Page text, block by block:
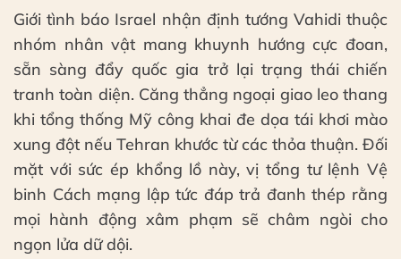
Giới tình báo Israel nhận định tướng Vahidi thuộc
nhóm nhân vật mang khuynh hướng cực đoan,
sẵn sàng đẩy quốc gia trở lại trạng thái chiến
tranh toàn diện. Căng thẳng ngoại giao leo thang
khi tổng thống Mỹ công khai đe dọa tái khơi mào
xung đột nếu Tehran khước từ các thỏa thuận. Đối
mặt với sức ép khổng lồ này, vị tổng tư lệnh Vệ
binh Cách mạng lập tức đáp trả đanh thép rằng
mọi hành động xâm phạm sẽ châm ngòi cho
ngọn lửa dữ dội.